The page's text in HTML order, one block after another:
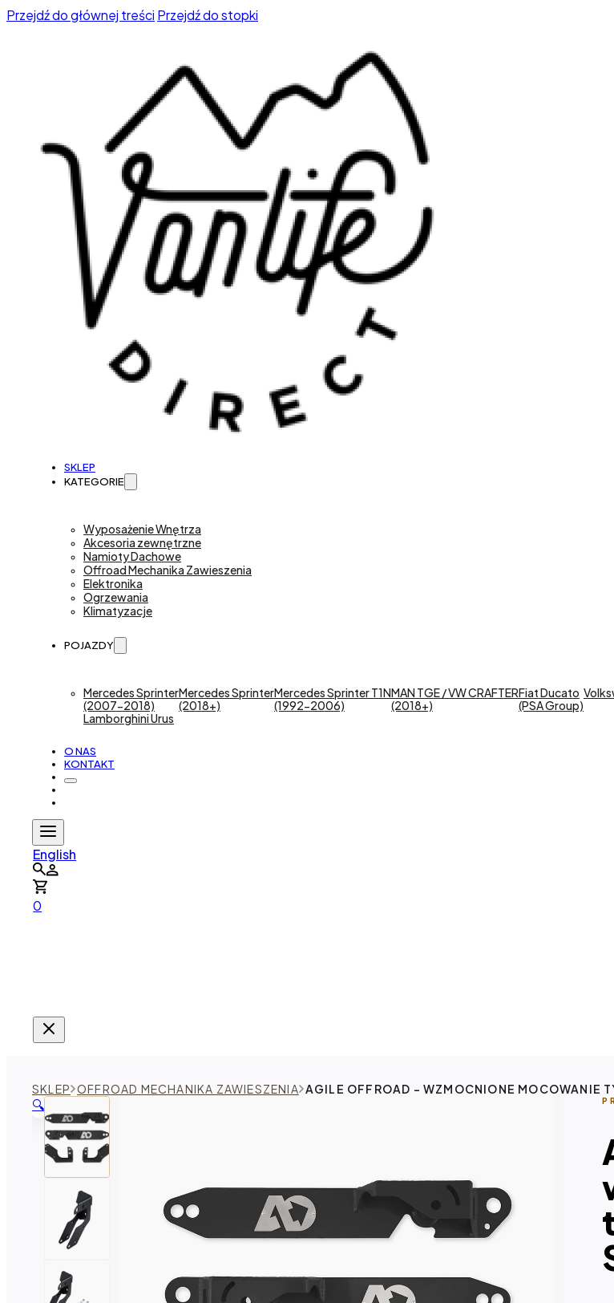
Przejdź do głównej treści Przejdź do stopki
SKLEP
KATEGORIE
Wyposażenie Wnętrza
Akcesoria zewnętrzne
Namioty Dachowe
Offroad Mechanika Zawieszenia
Elektronika
Ogrzewania
Klimatyzacje
POJAZDY
Mercedes Sprinter
(2007-2018)
Mercedes Sprinter
(2018+)
Mercedes Sprinter T1N
(1992-2006)
MAN TGE / VW CRAFTER
(2018+)
Fiat Ducato
(PSA Group)
Lamborghini Urus
O NAS
KONTAKT
English
0
SKLEP OFFROAD MECHANIKA ZAWIESZENIA AGILE OFFROAD - WZMOCNIONE MOCOWANIE
🔍